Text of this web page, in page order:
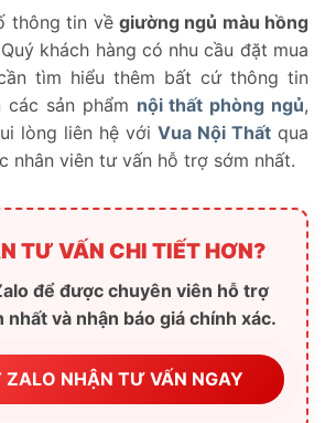
thông tin về giường ngủ màu hồng
khách hàng có nhu cầu đặt mua
tìm hiểu thêm bất cứ thông tin
các sản phẩm nội thất phòng ngủ,
lòng liên hệ với Vua Nội Thất qua
nhân viên tư vấn hỗ trợ sớm nhất.
TƯ VẤN CHI TIẾT HƠN?
để được chuyên viên hỗ trợ
nhất và nhận báo giá chính xác.
ZALO NHẬN TƯ VẤN NGAY